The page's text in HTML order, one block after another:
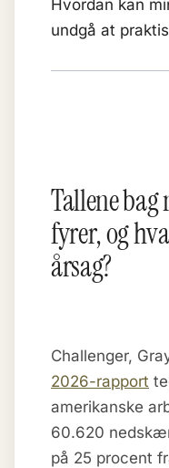
Hvordan kan
undgå at
Tallene
fyrer, og
årsag?
Challenger,
2026-rapport
amerikanske
60.620
på 25 procent